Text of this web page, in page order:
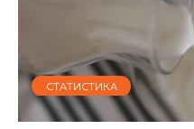
СТАТИСТИКА